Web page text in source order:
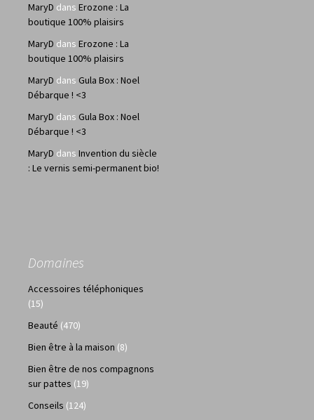
MaryD dans Erozone : La
boutique 100% plaisirs
MaryD dans Erozone : La
boutique 100% plaisirs
MaryD dans Gula Box : Noel
Débarque ! <3
MaryD dans Gula Box : Noel
Débarque ! <3
MaryD dans Invention du siècle
: Le vernis semi-permanent bio!
Domaines
Accessoires téléphoniques
(15)
Beauté (470)
Bien être à la maison (8)
Bien être de nos compagnons
sur pattes (19)
Conseils (124)